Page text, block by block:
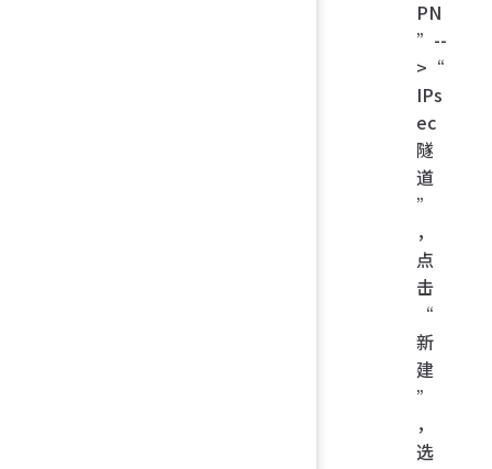
PN
”--
>“
IPs
ec
隧
道
”
，
点
击
“
新
建
”
，
选